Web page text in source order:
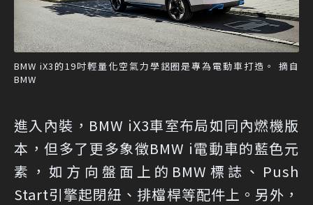
BMW iX3的19吋輕量化空氣力學鋁圈是專為電動車打造。 摘自
BMW
進入內裝，BMW iX3車室布局如同內燃機版
本，但多了更多象徵BMW i電動車的藍色元
素，如方向盤面上的BMW標誌、Push
Start引擎起閉紐、排檔桿等配件上。另外，